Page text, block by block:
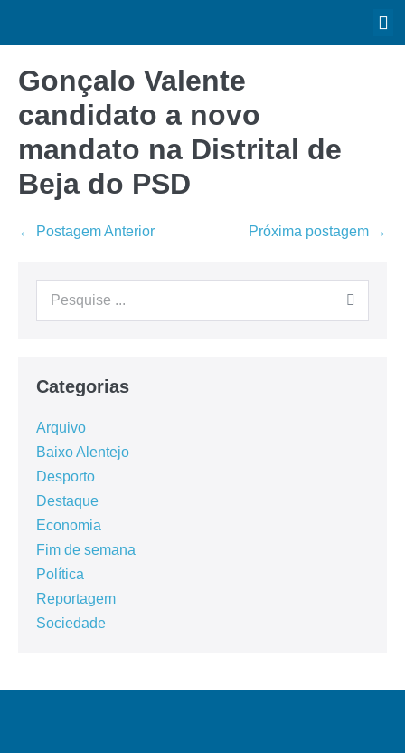
Gonçalo Valente
candidato a novo
mandato na Distrital de
Beja do PSD
← Postagem Anterior Próxima postagem →
Categorias
Arquivo
Baixo Alentejo
Desporto
Destaque
Economia
Fim de semana
Política
Reportagem
Sociedade